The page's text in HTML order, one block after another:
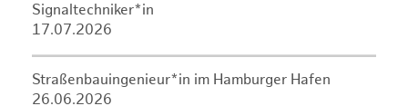
Signaltechniker*in
17.07.2026
Straßenbauingenieur*in im Hamburger Hafen
26.06.2026